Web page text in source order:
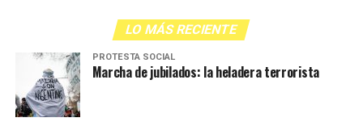
Seguimos discutiendo, entonces.
Acá, dentro de la trata, podemos hacer dos
diferencias…, yo no me puedo ir mañana a Chile
LO MÁS RECIENTE
PROTESTA SOCIAL
Marcha de jubilados: la heladera terrorista